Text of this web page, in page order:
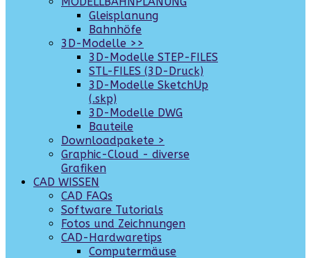
Gleisplanung
Bahnhöfe
3D-Modelle >>
3D-Modelle STEP-FILES
STL-FILES (3D-Druck)
3D-Modelle SketchUp
(.skp)
3D-Modelle DWG
Bauteile
Downloadpakete >
Graphic-Cloud - diverse
Grafiken
CAD WISSEN
CAD FAQs
Software Tutorials
Fotos und Zeichnungen
CAD-Hardwaretips
Computermäuse